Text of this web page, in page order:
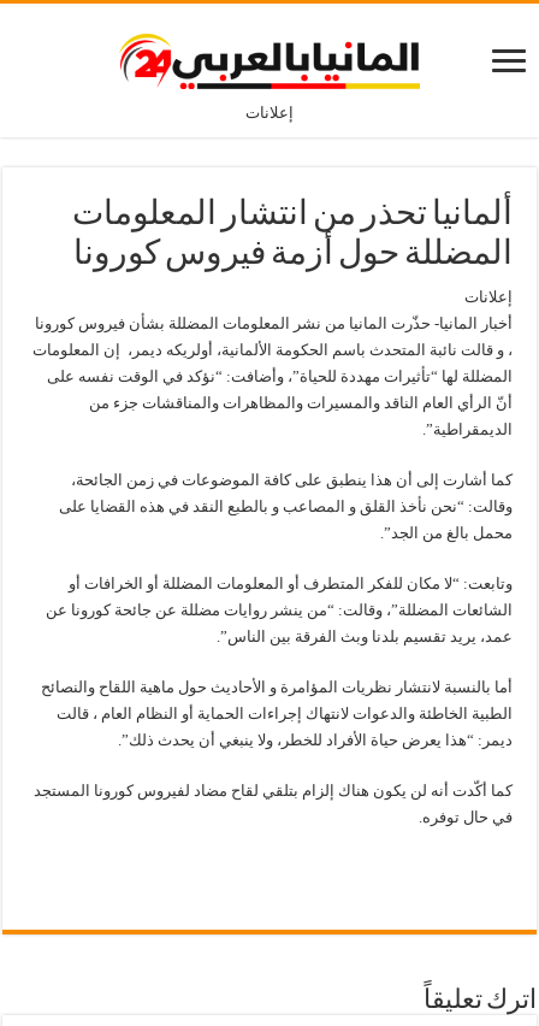
إعلانات
ألمانيا تحذر من انتشار المعلومات
المضللة حول أزمة فيروس كورونا
إعلانات
أخبار المانيا- حذّرت المانيا من نشر المعلومات المضللة بشأن فيروس كورونا
، و قالت نائبة المتحدث باسم الحكومة الألمانية، أولريكه ديمر، إن المعلومات
المضللة لها “تأثيرات مهددة للحياة”، وأضافت: “نؤكد في الوقت نفسه على
أنّ الرأي العام الناقد والمسيرات والمظاهرات والمناقشات جزء من
الديمقراطية”.
كما أشارت إلى أن هذا ينطبق على كافة الموضوعات في زمن الجائحة،
وقالت: “نحن نأخذ القلق و المصاعب و بالطبع النقد في هذه القضايا على
محمل بالغ من الجد”.
وتابعت: “لا مكان للفكر المتطرف أو المعلومات المضللة أو الخرافات أو
الشائعات المضللة”، وقالت: “من ينشر روايات مضللة عن جائحة كورونا عن
عمد، يريد تقسيم بلدنا وبث الفرقة بين الناس”.
أما بالنسبة لانتشار نظريات المؤامرة و الأحاديث حول ماهية اللقاح والنصائح
الطبية الخاطئة والدعوات لانتهاك إجراءات الحماية أو النظام العام ، قالت
ديمر: “هذا يعرض حياة الأفراد للخطر، ولا ينبغي أن يحدث ذلك”.
كما أكّدت أنه لن يكون هناك إلزام بتلقي لقاح مضاد لفيروس كورونا المستجد
في حال توفره.
اترك تعليقاً